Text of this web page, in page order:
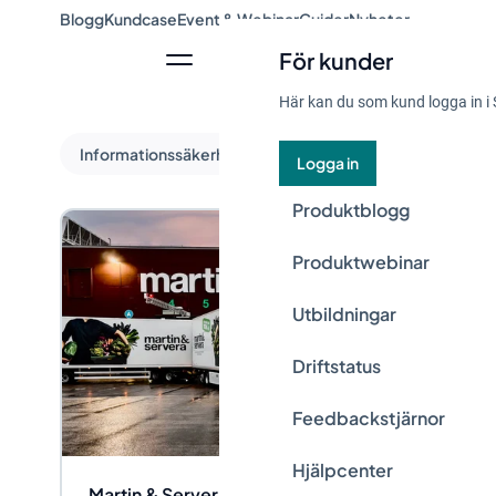
För kunder
Här kan du som kund logga in i
Logga in
Produktblogg
Produktwebinar
Utbildningar
Driftstatus
Feedbackstjärnor
Hjälpcenter
BloggKundcaseEvent & WebinarGuiderNyheter
Informationssäkerhet och dataskydd